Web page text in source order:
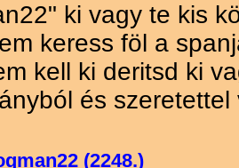
ki vagy te kis
keress föl a
kell ki deritsd ki
és
(2248.)